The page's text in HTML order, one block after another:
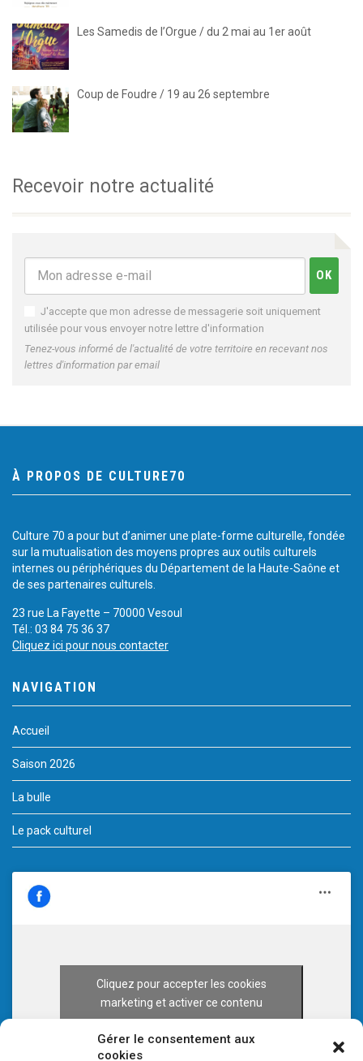
Gérer le consentement aux
cookies
Les Samedis de l’Orgue / du 2 mai au 1er août
Coup de Foudre / 19 au 26 septembre
Recevoir notre actualité
J'accepte que mon adresse de messagerie soit uniquement
utilisée pour vous envoyer notre lettre d'information
Tenez-vous informé de l'actualité de votre territoire en recevant nos
lettres d'information par email
À PROPOS DE CULTURE70
Culture 70 a pour but d’animer une plate-forme culturelle, fondée
sur la mutualisation des moyens propres aux outils culturels
internes ou périphériques du Département de la Haute-Saône et
de ses partenaires culturels.
23 rue La Fayette – 70000 Vesoul
Tél.: 03 84 75 36 37
Cliquez ici pour nous contacter
NAVIGATION
Accueil
Saison 2026
La bulle
Le pack culturel
Cliquez pour accepter les cookies
marketing et activer ce contenu